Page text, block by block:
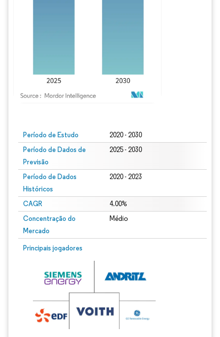
Período de Estudo 2020 - 2030
Período de Dados de
Previsão
2025 - 2030
Período de Dados
Históricos
2020 - 2023
CAGR 4.00%
Concentração do
Mercado
Médio
Principais jogadores